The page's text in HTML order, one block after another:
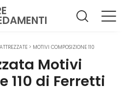
> MOTIVI COMPOSIZIONE 110
Motivi
110 di Ferretti